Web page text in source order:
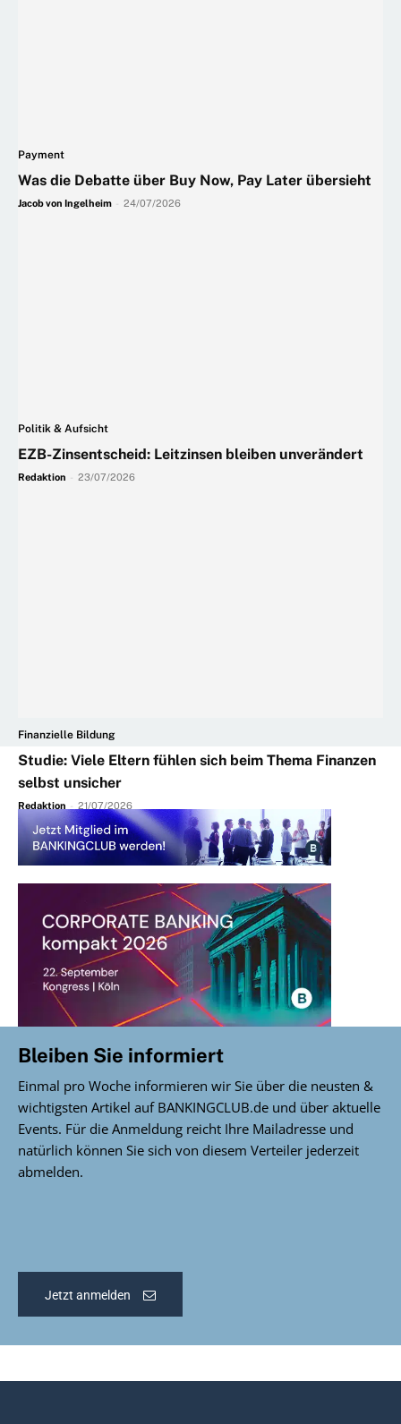
Payment
Was die Debatte über Buy Now, Pay Later übersieht
Jacob von Ingelheim 24/07/2026
Politik & Aufsicht
EZB-Zinsentscheid: Leitzinsen bleiben unverändert
Redaktion 23/07/2026
Finanzielle Bildung
Studie: Viele Eltern fühlen sich beim Thema Finanzen
selbst unsicher
Redaktion - 21/07/2026
Bleiben Sie informiert
Einmal pro Woche informieren wir Sie über die neusten &
wichtigsten Artikel auf BANKINGCLUB.de und über aktuelle
Events. Für die Anmeldung reicht Ihre Mailadresse und
natürlich können Sie sich von diesem Verteiler jederzeit
abmelden.
Jetzt anmelden